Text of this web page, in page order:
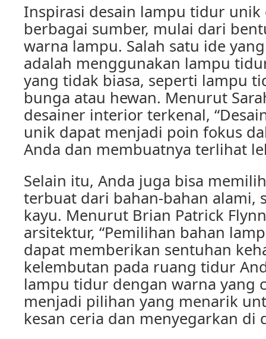
Inspirasi desain lampu tidur
berbagai sumber, mulai dari
warna lampu. Salah satu ide
adalah menggunakan lampu
yang tidak biasa, seperti lampu
bunga atau hewan. Menurut
desainer interior terkenal,
unik dapat menjadi poin fokus
Anda dan membuatnya terlihat
Selain itu, Anda juga bisa
terbuat dari bahan-bahan alami,
kayu. Menurut Brian Patrick
arsitektur, “Pemilihan bahan
dapat memberikan sentuhan
kelembutan pada ruang tidur
lampu tidur dengan warna yang
menjadi pilihan yang menarik
kesan ceria dan menyegarkan di